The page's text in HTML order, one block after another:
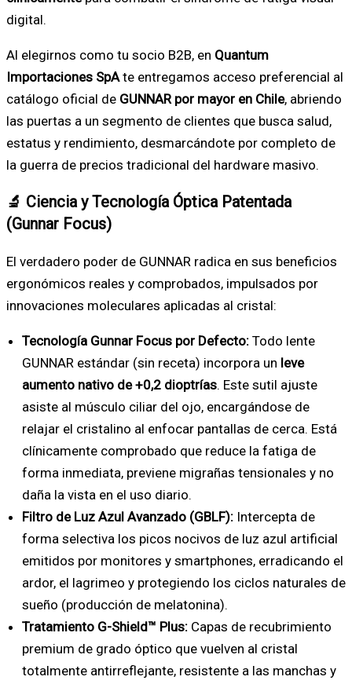
digital.
Al elegirnos como tu socio B2B, en Quantum
Importaciones SpAte entregamos acceso preferencial al
catálogo oficial de GUNNAR por mayor en Chile, abriendo
las puertas a un segmento de clientes que busca salud,
estatus y rendimiento, desmarcándote por completo de
la guerra de precios tradicional del hardware masivo.
🔬 Ciencia y Tecnología Óptica Patentada
(Gunnar Focus)
El verdadero poder de GUNNAR radica en sus beneficios
ergonómicos reales y comprobados, impulsados por
innovaciones moleculares aplicadas al cristal:
Tecnología Gunnar Focus por Defecto: Todo lente
GUNNAR estándar (sin receta) incorpora un leve
aumento nativo de +0,2 dioptrías. Este sutil ajuste
asiste al músculo ciliar del ojo, encargándose de
relajar el cristalino al enfocar pantallas de cerca. Está
clínicamente comprobado que reduce la fatiga de
forma inmediata, previene migrañas tensionales y no
daña la vista en el uso diario.
Filtro de Luz Azul Avanzado (GBLF): Intercepta de
forma selectiva los picos nocivos de luz azul artificial
emitidos por monitores y smartphones, erradicando el
ardor, el lagrimeo y protegiendo los ciclos naturales de
sueño (producción de melatonina).
Tratamiento G-Shield™ Plus: Capas de recubrimiento
premium de grado óptico que vuelven al cristal
totalmente antirreflejante, resistente a las manchas y